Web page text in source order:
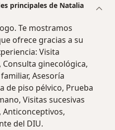
principales de Natalia
Te mostramos
ofrece gracias a su
Visita
ginecológica,
Asesoría
de piso pélvico, Prueba
Visitas sucesivas
Anticonceptivos,
del DIU.